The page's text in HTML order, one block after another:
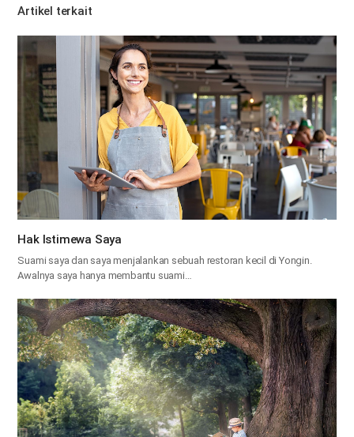
Artikel terkait
Hak Istimewa Saya
Suami saya dan saya menjalankan sebuah restoran kecil di Yongin.
Awalnya saya hanya membantu suami…